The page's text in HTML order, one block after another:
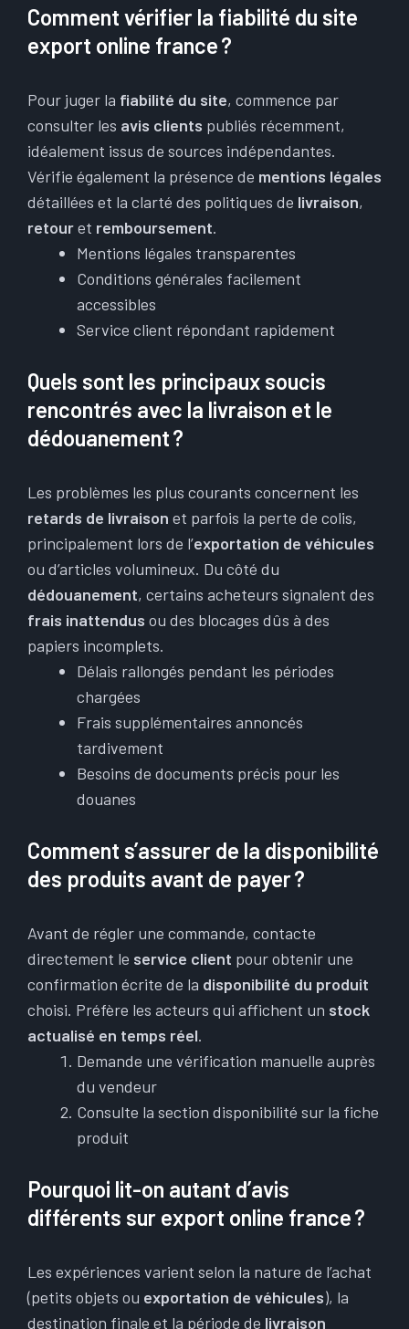
Comment vérifier la fiabilité du site
export online france ?
Pour juger la fiabilité du site, commence par
consulter les avis clients publiés récemment,
idéalement issus de sources indépendantes.
Vérifie également la présence de mentions légales
détaillées et la clarté des politiques de livraison,
retouret remboursement.
Mentions légales transparentes
Conditions générales facilement
accessibles
Service client répondant rapidement
Quels sont les principaux soucis
rencontrés avec la livraison et le
dédouanement ?
Les problèmes les plus courants concernent les
retards de livraison et parfois la perte de colis,
principalement lors de l’exportation de véhicules
ou d’articles volumineux. Du côté du
dédouanement, certains acheteurs signalent des
frais inattendus ou des blocages dûs à des
papiers incomplets.
Délais rallongés pendant les périodes
chargées
Frais supplémentaires annoncés
tardivement
Besoins de documents précis pour les
douanes
Comment s’assurer de la disponibilité
des produits avant de payer ?
Avant de régler une commande, contacte
directement le service client pour obtenir une
confirmation écrite de la disponibilité du produit
choisi. Préfère les acteurs qui affichent un stock
actualisé en temps réel.
Demande une vérification manuelle auprès
du vendeur
Consulte la section disponibilité sur la fiche
produit
Pourquoi lit-on autant d’avis
différents sur export online france ?
Les expériences varient selon la nature de l’achat
(petits objets ou exportation de véhicules), la
destination finale et la période de livraison